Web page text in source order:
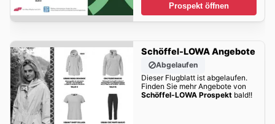
Prospekt öffnen
Schöffel-LOWA Angebote
Abgelaufen
Dieser Flugblatt ist abgelaufen.
Finden Sie mehr Angebote von
Schöffel-LOWA Prospektbald!!